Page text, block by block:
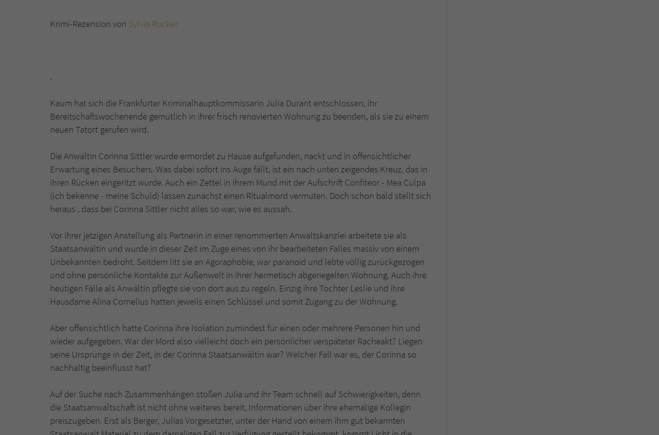
Krimi-Rezension von Sylvia Rucker
.
Kaum hat sich die Frankfurter Kriminalhauptkommissarin Julia Durant entschlossen, ihr
Bereitschaftswochenende gemütlich in ihrer frisch renovierten Wohnung zu beenden, als sie zu einem
neuen Tatort gerufen wird.
Die Anwältin Corinna Sittler wurde ermordet zu Hause aufgefunden, nackt und in offensichtlicher
Erwartung eines Besuchers. Was dabei sofort ins Auge fällt, ist ein nach unten zeigendes Kreuz, das in
ihren Rücken eingeritzt wurde. Auch ein Zettel in ihrem Mund mit der Aufschrift Confiteor - Mea Culpa
(Ich bekenne - meine Schuld) lassen zunächst einen Ritualmord vermuten. Doch schon bald stellt sich
heraus , dass bei Corinna Sittler nicht alles so war, wie es aussah.
Vor ihrer jetzigen Anstellung als Partnerin in einer renommierten Anwaltskanzlei arbeitete sie als
Staatsanwältin und wurde in dieser Zeit im Zuge eines von ihr bearbeiteten Falles massiv von einem
Unbekannten bedroht. Seitdem litt sie an Agoraphobie, war paranoid und lebte völlig zurückgezogen
und ohne persönliche Kontakte zur Außenwelt in ihrer hermetisch abgeriegelten Wohnung. Auch ihre
heutigen Fälle als Anwältin pflegte sie von dort aus zu regeln. Einzig ihre Tochter Leslie und ihre
Hausdame Alina Cornelius hatten jeweils einen Schlüssel und somit Zugang zu der Wohnung.
Aber offensichtlich hatte Corinna ihre Isolation zumindest für einen oder mehrere Personen hin und
wieder aufgegeben. War der Mord also vielleicht doch ein persönlicher verspäteter Racheakt? Liegen
seine Ursprünge in der Zeit, in der Corinna Staatsanwältin war? Welcher Fall war es, der Corinna so
nachhaltig beeinflusst hat?
Auf der Suche nach Zusammenhängen stoßen Julia und ihr Team schnell auf Schwierigkeiten, denn
die Staatsanwaltschaft ist nicht ohne weiteres bereit, Informationen über ihre ehemalige Kollegin
preiszugeben. Erst als Berger, Julias Vorgesetzter, unter der Hand von einem ihm gut bekannten